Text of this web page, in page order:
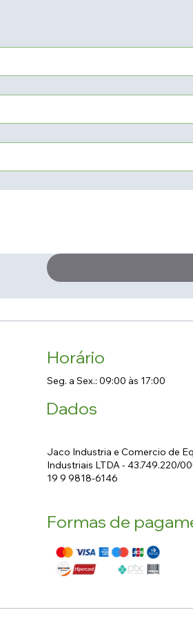
Horário
Seg. a Sex.: 09:00 às 17:00
Dados
Jaco Industria e Comercio de
Industriais LTDA - 43.749.220/
19 9 9818-6146
Formas de